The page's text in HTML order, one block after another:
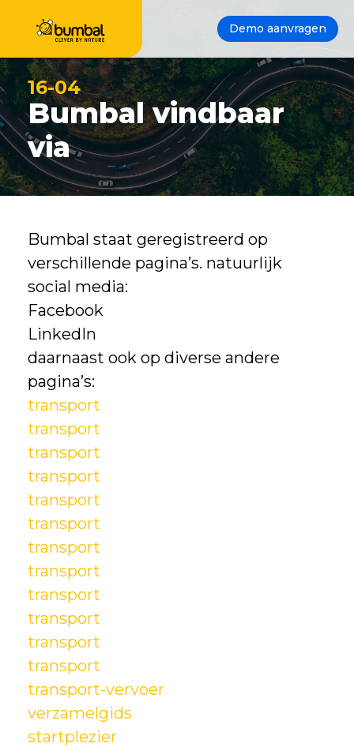
Demo aanvragen
16-04
Bumbal vindbaar
via
Bumbal staat geregistreerd op
verschillende pagina’s. natuurlijk
social media:
Facebook
LinkedIn
daarnaast ook op diverse andere
pagina’s:
transport
transport
transport
transport
transport
transport
transport
transport
transport
transport
transport
transport
transport-vervoer
verzamelgids
startplezier